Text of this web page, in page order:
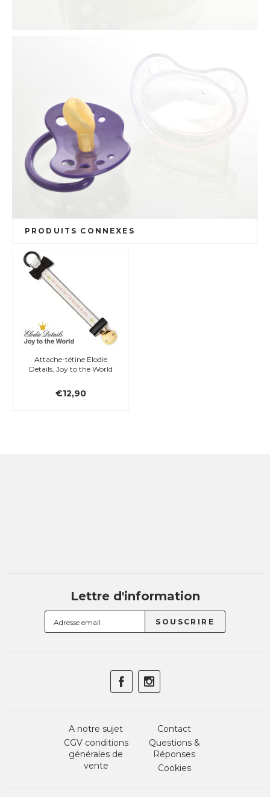
PRODUITS CONNEXES
Attache-tétine Elodie
Details, Joy to the World
€12,90
Lettre d'information
A notre sujet
CGV conditions
générales de
vente
Contact
Questions &
Réponses
Cookies